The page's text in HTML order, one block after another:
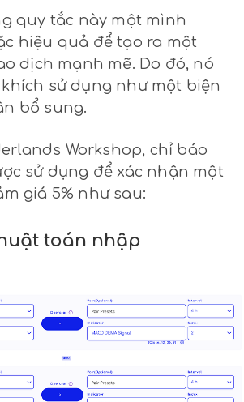
quy tắc này một mình
hiệu quả để tạo ra một
dịch mạnh mẽ. Do đó, nó
sử dụng như một biện
bổ sung.
Workshop, chỉ báo
sử dụng để xác nhận một
giá 5% như sau:
toán nhập